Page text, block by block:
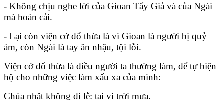
- Không chịu nghe lời của Gioan Tẩy Giả và của Ngài
mà hoán cải.
- Lại còn viện cớ đổ thừa là vì Gioan là người bị quỷ
ám, còn Ngài là tay ăn nhậu, tội lỗi.
Viện cớ đổ thừa là điều người ta thường làm, để tự biện
hộ cho những việc làm xấu xa của mình:
Chúa nhật không đi lễ: tại vì trời mưa.